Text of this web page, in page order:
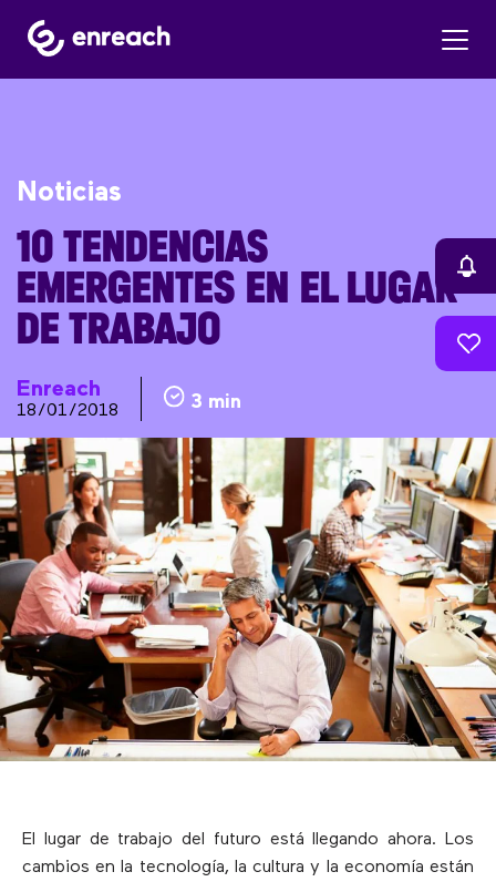
Noticias
10 TENDENCIAS
EMERGENTES EN EL LUGAR
DE TRABAJO
Enreach
18/01/2018 3 min
El lugar de trabajo del futuro está llegando ahora. Los
cambios en la tecnología, la cultura y la economía están